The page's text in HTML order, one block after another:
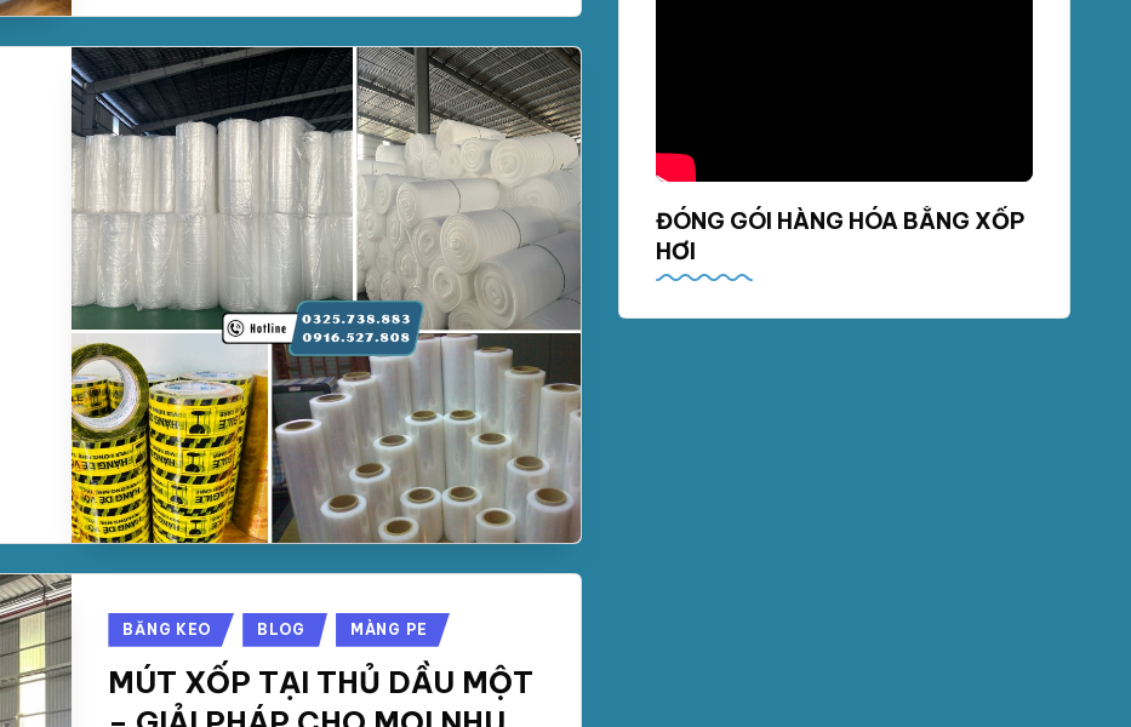
Posted
BĂNG KEO BLOG MÀNG PE
MÚT XỐP TẠI THỦ DẦU MỘT
ĐÓNG GÓI HÀNG HÓA BẰNG XỐP
HƠI